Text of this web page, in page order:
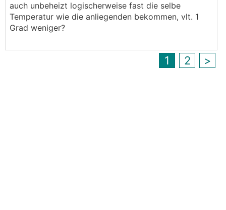
auch unbeheizt logischerweise fast die selbe
Temperatur wie die anliegenden bekommen, vlt. 1
Grad weniger?
1 2 >